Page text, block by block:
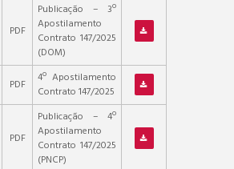
PDF
Publicação – 3º
Apostilamento
Contrato 147/2025
(DOM)
PDF
4º Apostilamento
Contrato 147/2025
PDF
Publicação – 4º
Apostilamento
Contrato 147/2025
(PNCP)